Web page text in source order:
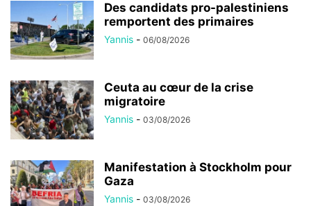
Des candidats pro-palestiniens
remportent des primaires
Yannis - 06/08/2026
Ceuta au cœur de la crise
migratoire
Yannis - 03/08/2026
Manifestation à Stockholm pour
Gaza
Yannis - 03/08/2026